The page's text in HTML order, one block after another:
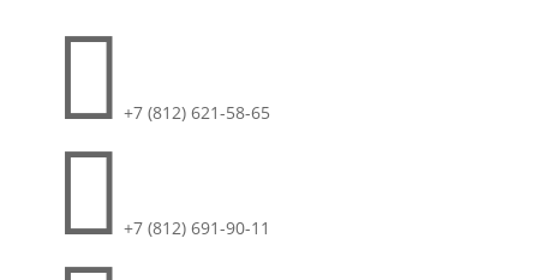
 +7 (812) 621-58-65
 +7 (812) 691-90-11